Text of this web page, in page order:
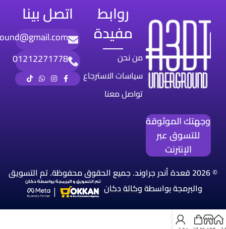
وجهتك الموثوقة
للتسوق عبر
الإنترنت
روابط
مفيدة
من نحن
سياسات الاسترجاع
تواصل معنا
اتصل بينا
01212271778
© 2026 قعدة أندر جراوند. جميع الحقوق محفوظة. تم التسويق
والبرمجة بواسطةوكالةدكان